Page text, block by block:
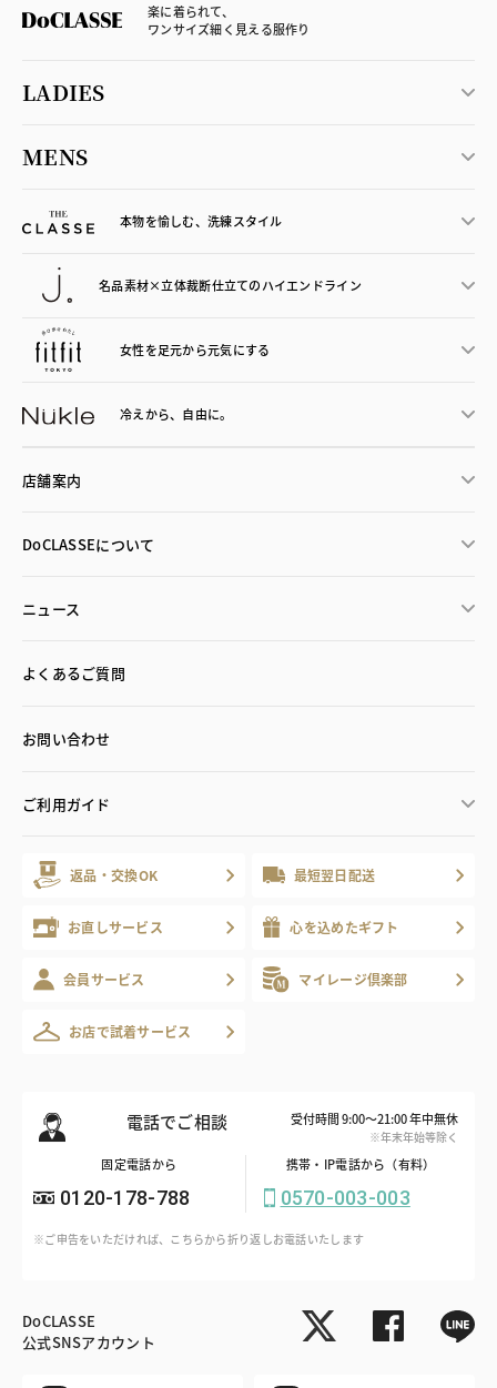
楽に着られて、
ワンサイズ細く見える服作り
LADIES
MENS
本物を愉しむ、洗練スタイル
名品素材×立体裁断仕立てのハイエンドライン
女性を足元から元気にする
冷えから、 自由に。
店舗案内
DoCLASSEについて
ニュース
よくあるご質問
お問い合わせ
ご利用ガイド
返品・交換OK 最短翌日配送
お直しサービス 心を込めたギフト
会員サービス マイレージ倶楽部
お店で試着サービス
電話でご相談 受付時間 9:00～21:00 年中無休
※年末年始等除く
固定電話から
0120-178-788
携帯・IP電話から（有料）
0570-003-003
※ご申告をいただければ、こちらから折り返しお電話いたします
DoCLASSE
公式SNSアカウント